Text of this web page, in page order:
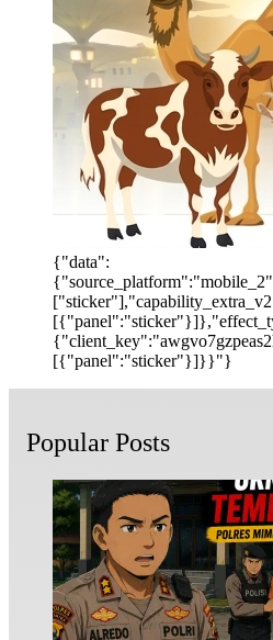
{"data":
[{"panel":"sticker"}]}}"}
Popular Posts